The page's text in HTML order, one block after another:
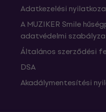
Adatkezelési
A MUZIKER Smile
adatvédelmi
Általános szerződési
DSA
Akadálymentesítési